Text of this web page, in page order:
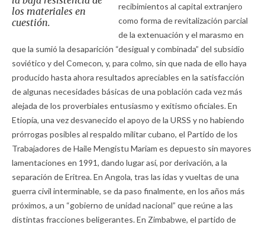
los materiales en
cuestión.
recibimientos al capital extranjero
como forma de revitalización parcial
de la extenuación y el marasmo en
que la sumió la desaparición “desigual y combinada” del subsidio
soviético y del Comecon, y, para colmo, sin que nada de ello haya
producido hasta ahora resultados apreciables en la satisfacción
de algunas necesidades básicas de una población cada vez más
alejada de los proverbiales entusiasmo y exitismo oficiales. En
Etiopía, una vez desvanecido el apoyo de la URSS y no habiendo
prórrogas posibles al respaldo militar cubano, el Partido de los
Trabajadores de Haile Mengistu Mariam es depuesto sin mayores
lamentaciones en 1991, dando lugar así, por derivación, a la
separación de Eritrea. En Angola, tras las idas y vueltas de una
guerra civil interminable, se da paso finalmente, en los años más
próximos, a un “gobierno de unidad nacional” que reúne a las
distintas fracciones beligerantes. En Zimbabwe, el partido de